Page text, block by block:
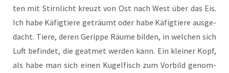
ten mit Stirn­licht kreuzt von Ost nach West über das Eis.
Ich habe Käfig­tie­re geträumt oder habe Käfig­tie­re aus­ge­
dacht. Tie­re, deren Gerip­pe Räu­me bil­den, in wel­chen sich
Luft befin­det, die geat­met wer­den kann. Ein klei­ner Kopf,
als habe man sich einen Kugel­fisch zum Vor­bild genom­